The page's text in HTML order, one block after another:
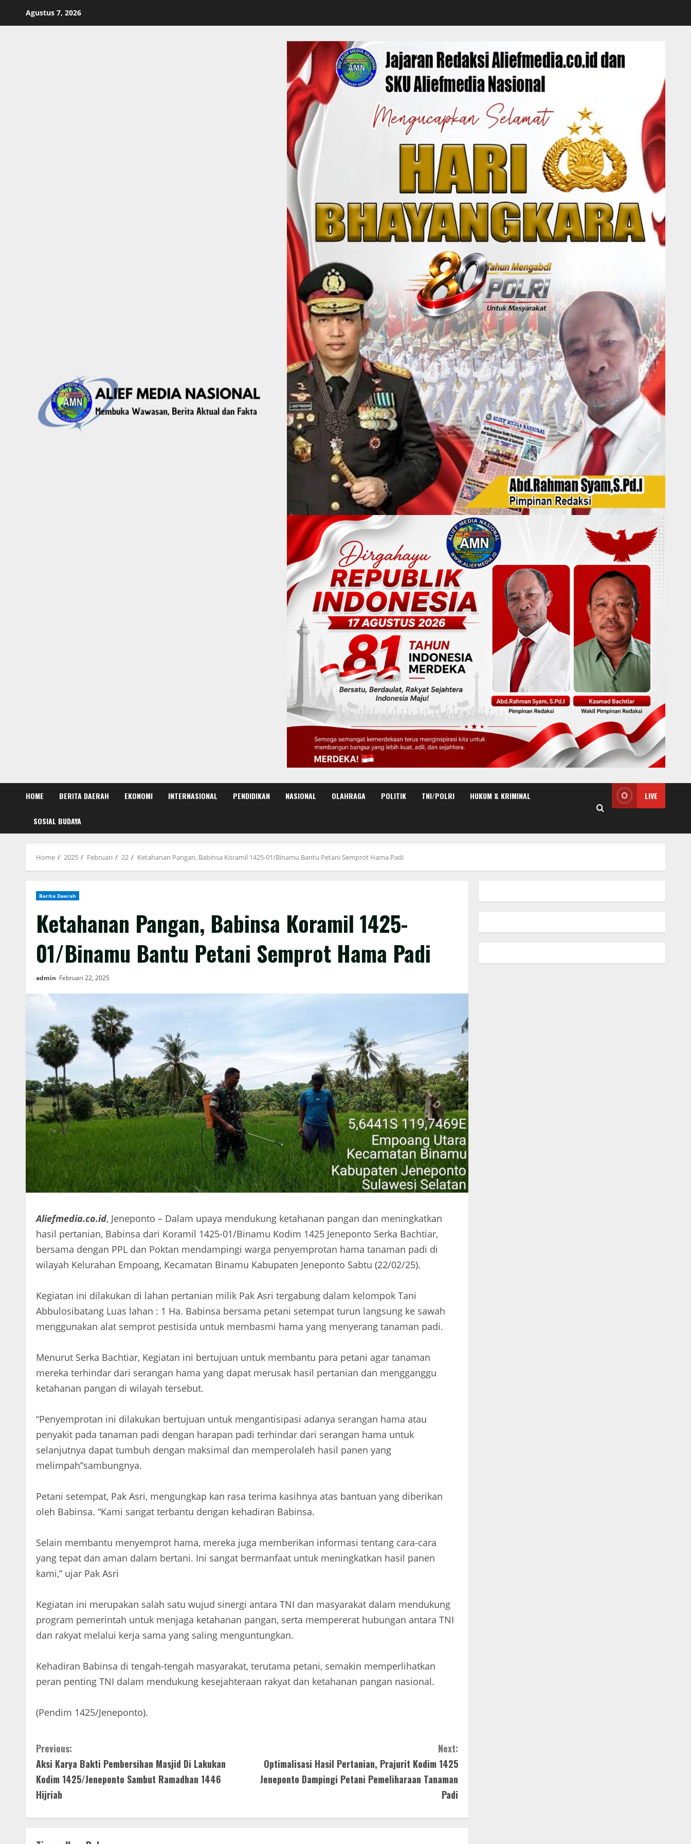
Agustus 7, 2026
HOME BERITA DAERAH EKONOMI INTERNASIONAL PENDIDIKAN NASIONAL OLAHRAGA POLITIK TNI/POLRI HUKUM & KRIMINAL
SOSIAL BUDAYA
LIVE
Home 2025 Februari 22 Ketahanan Pangan, Babinsa Koramil 1425-01/Binamu Bantu Petani Semprot Hama Padi
Berita Daerah
Ketahanan Pangan, Babinsa Koramil 1425-
01/Binamu Bantu Petani Semprot Hama Padi
admin Februari 22, 2025
Aliefmedia.co.id, Jeneponto – Dalam upaya mendukung ketahanan pangan dan meningkatkan
hasil pertanian, Babinsa dari Koramil 1425-01/Binamu Kodim 1425 Jeneponto Serka Bachtiar,
bersama dengan PPL dan Poktan mendampingi warga penyemprotan hama tanaman padi di
wilayah Kelurahan Empoang, Kecamatan Binamu Kabupaten Jeneponto Sabtu (22/02/25).
Kegiatan ini dilakukan di lahan pertanian milik Pak Asri tergabung dalam kelompok Tani
Abbulosibatang Luas lahan : 1 Ha. Babinsa bersama petani setempat turun langsung ke sawah
menggunakan alat semprot pestisida untuk membasmi hama yang menyerang tanaman padi.
Menurut Serka Bachtiar, Kegiatan ini bertujuan untuk membantu para petani agar tanaman
mereka terhindar dari serangan hama yang dapat merusak hasil pertanian dan mengganggu
ketahanan pangan di wilayah tersebut.
“Penyemprotan ini dilakukan bertujuan untuk mengantisipasi adanya serangan hama atau
penyakit pada tanaman padi dengan harapan padi terhindar dari serangan hama untuk
selanjutnya dapat tumbuh dengan maksimal dan memperolaleh hasil panen yang
melimpah”sambungnya.
Petani setempat, Pak Asri, mengungkap kan rasa terima kasihnya atas bantuan yang diberikan
oleh Babinsa. “Kami sangat terbantu dengan kehadiran Babinsa.
Selain membantu menyemprot hama, mereka juga memberikan informasi tentang cara-cara
yang tepat dan aman dalam bertani. Ini sangat bermanfaat untuk meningkatkan hasil panen
kami,” ujar Pak Asri
Kegiatan ini merupakan salah satu wujud sinergi antara TNI dan masyarakat dalam mendukung
program pemerintah untuk menjaga ketahanan pangan, serta mempererat hubungan antara TNI
dan rakyat melalui kerja sama yang saling menguntungkan.
Kehadiran Babinsa di tengah-tengah masyarakat, terutama petani, semakin memperlihatkan
peran penting TNI dalam mendukung kesejahteraan rakyat dan ketahanan pangan nasional.
(Pendim 1425/Jeneponto).
C
o
n
t
i
Previous:
Aksi Karya Bakti Pembersihan Masjid Di Lakukan
Kodim 1425/Jeneponto Sambut Ramadhan 1446
Hijriah
Next:
Optimalisasi Hasil Pertanian, Prajurit Kodim 1425
Jeneponto Dampingi Petani Pemeliharaan Tanaman
Padi